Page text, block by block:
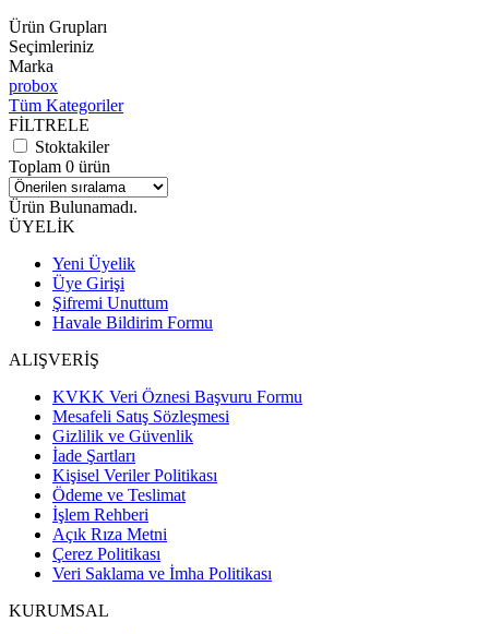
Ürün Grupları
Seçimleriniz
Marka
probox
Tüm Kategoriler
FİLTRELE
Stoktakiler
Toplam 0 ürün
Ürün Bulunamadı.
ÜYELİK
Yeni Üyelik
Üye Girişi
Şifremi Unuttum
Havale Bildirim Formu
ALIŞVERİŞ
KVKK Veri Öznesi Başvuru Formu
Mesafeli Satış Sözleşmesi
Gizlilik ve Güvenlik
İade Şartları
Kişisel Veriler Politikası
Ödeme ve Teslimat
İşlem Rehberi
Açık Rıza Metni
Çerez Politikası
Veri Saklama ve İmha Politikası
KURUMSAL